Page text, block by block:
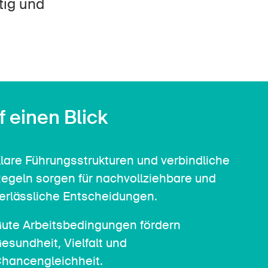
und
einen Blick
Führungsstrukturen und verbindliche
sorgen für nachvollziehbare und
Entscheidungen.
Arbeitsbedingungen fördern
Vielfalt und